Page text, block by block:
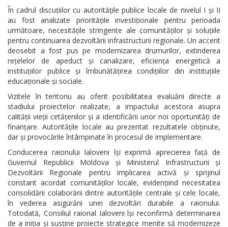
În cadrul discuțiilor cu autoritățile publice locale de nivelul I și II
au fost analizate prioritățile investiționale pentru perioada
următoare, necesitățile stringente ale comunităților și soluțiile
pentru continuarea dezvoltării infrastructurii regionale. Un accent
deosebit a fost pus pe modernizarea drumurilor, extinderea
rețelelor de apeduct și canalizare, eficiența energetică a
instituțiilor publice și îmbunătățirea condițiilor din instituțiile
educaționale și sociale.
Vizitele în teritoriu au oferit posibilitatea evaluării directe a
stadiului proiectelor realizate, a impactului acestora asupra
calității vieții cetățenilor și a identificării unor noi oportunități de
finanțare. Autoritățile locale au prezentat rezultatele obținute,
dar și provocările întâmpinate în procesul de implementare.
Conducerea raionului Ialoveni își exprimă aprecierea față de
Guvernul Republicii Moldova și Ministerul Infrastructurii și
Dezvoltării Regionale pentru implicarea activă și sprijinul
constant acordat comunităților locale, evidențiind necesitatea
consolidării colaborării dintre autoritățile centrale și cele locale,
în vederea asigurării unei dezvoltări durabile a raionului.
Totodată, Consiliul raional Ialoveni își reconfirmă determinarea
de a iniția și susține proiecte strategice menite să modernizeze